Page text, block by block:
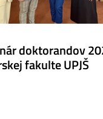
doktorandov
fakulte UPJŠ